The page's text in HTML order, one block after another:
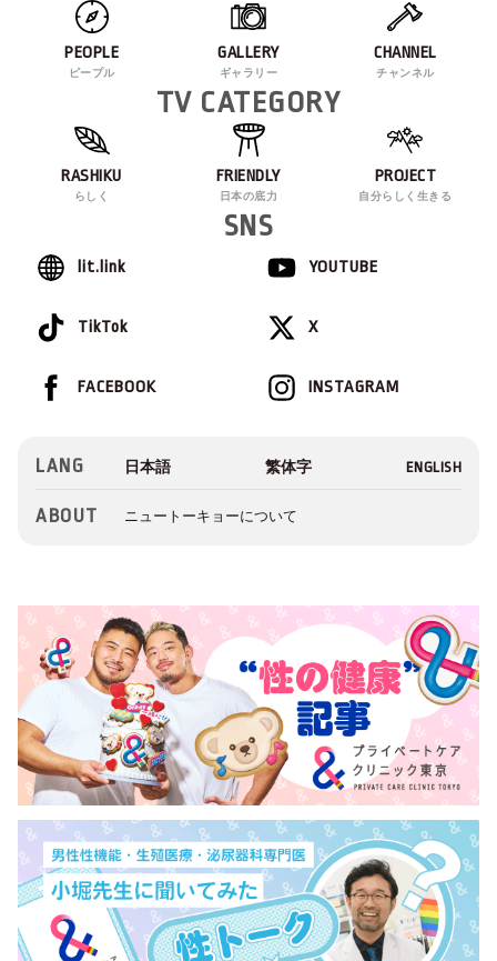
PEOPLE
ピープル
GALLERY
ギャラリー
CHANNEL
チャンネル
TV CATEGORY
RASHIKU
らしく
FRIENDLY
日本の底力
PROJECT
自分らしく生きる
SNS
lit.link YOUTUBE
TikTok X
INSTAGRAM
FACEBOOK
LANG
ABOUT ニュートーキョーについて